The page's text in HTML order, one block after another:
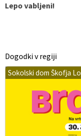
Lepo vabljeni!
Dogodki v regiji
Sokolski dom Škofja